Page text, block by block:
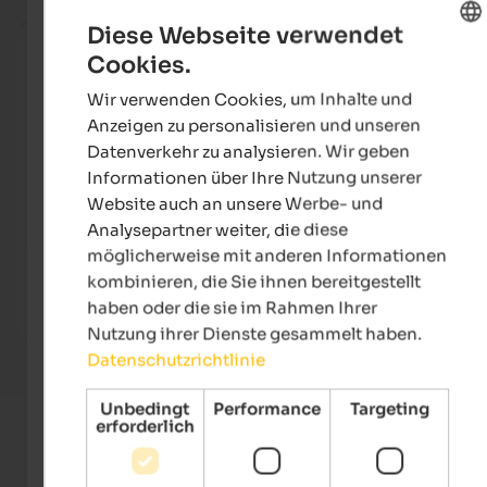
SOLVIE Calm Inspiring Getaway
Ein feines und inspirierendes Getaway mit traumhaftem
Panorama.
Zum Hotel
GERMAN
Diese Webseite verwendet
Cookies.
Wir verwenden Cookies, um Inhalte und
Anzeigen zu personalisieren und unseren
Datenverkehr zu analysieren. Wir geben
Informationen über Ihre Nutzung unserer
Website auch an unsere Werbe- und
Analysepartner weiter, die diese
möglicherweise mit anderen Informationen
kombinieren, die Sie ihnen bereitgestellt
haben oder die sie im Rahmen Ihrer
Nutzung ihrer Dienste gesammelt haben.
Datenschutzrichtlinie
Unbedingt
erforderlich
Performance Targeting